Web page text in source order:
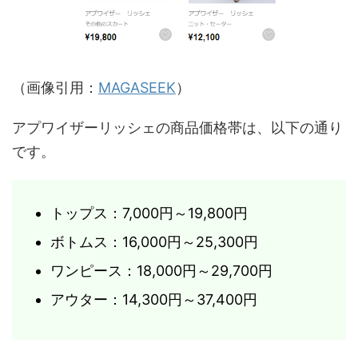
（画像引用： MAGASEEK）
アプワイザーリッシェの商品価格帯は、以下の通り
です。
トップス：7,000円～19,800円
ボトムス：16,000円～25,300円
ワンピース：18,000円～29,700円
アウター：14,300円～37,400円